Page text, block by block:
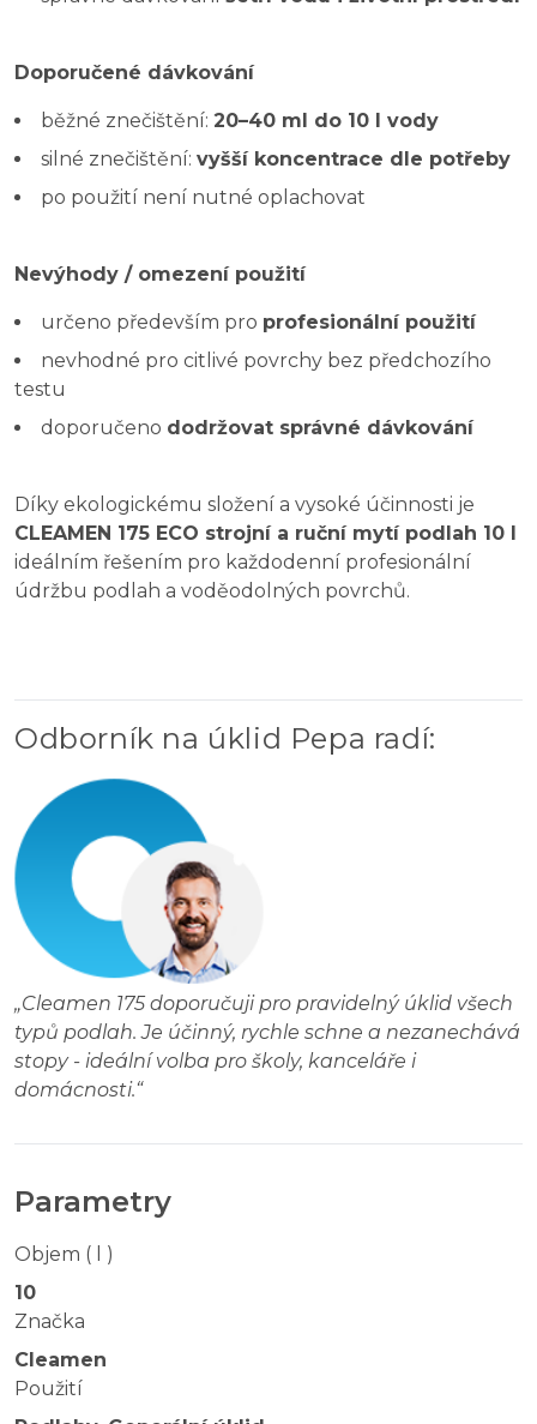
Doporučené dávkování
běžné znečištění: 20–40 ml do 10 l vody
silné znečištění: vyšší koncentrace dle potřeby
po použití není nutné oplachovat
Nevýhody / omezení použití
určeno především pro profesionální použití
nevhodné pro citlivé povrchy bez předchozího
testu
doporučeno dodržovat správné dávkování
Díky ekologickému složení a vysoké účinnosti je
CLEAMEN 175 ECO strojní a ruční mytí podlah 10 l
ideálním řešením pro každodenní profesionální
údržbu podlah a voděodolných povrchů.
Odborník na úklid Pepa radí:
„Cleamen 175 doporučuji pro pravidelný úklid všech
typů podlah. Je účinný, rychle schne a nezanechává
stopy - ideální volba pro školy, kanceláře i
domácnosti.“
Parametry
Objem ( l )
10
Značka
Cleamen
Použití